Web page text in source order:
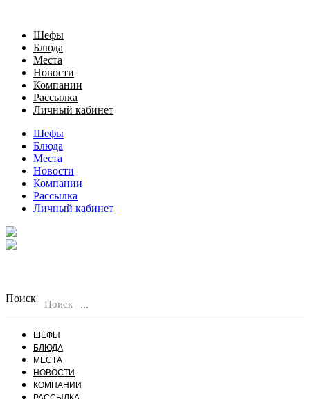
Шефы
Блюда
Места
Новости
Компании
Рассылка
Личный кабинет
Шефы
Блюда
Места
Новости
Компании
Рассылка
Личный кабинет
Поиск Поиск
ШЕФЫ
БЛЮДА
МЕСТА
НОВОСТИ
КОМПАНИИ